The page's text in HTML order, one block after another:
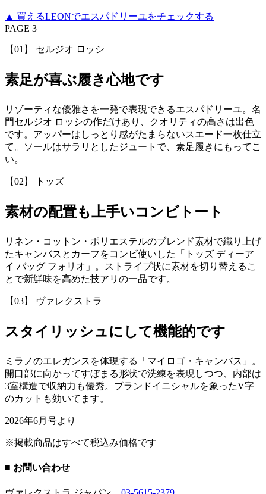
▲ 買えるLEONでエスパドリーユをチェックする
PAGE 3
【01】 セルジオ ロッシ
素足が喜ぶ履き心地です
リゾーティな優雅さを一発で表現できるエスパドリーユ。名
門セルジオ ロッシの作だけあり、クオリティの高さは出色
です。アッパーはしっとり感がたまらないスエード一枚仕立
て。ソールはサラリとしたジュートで、素足履きにもってこ
い。
【02】 トッズ
素材の配置も上手いコンビトート
リネン・コットン・ポリエステルのブレンド素材で織り上げ
たキャンバスとカーフをコンビ使いした「トッズ ディーア
イ バッグ フォリオ」。ストライプ状に素材を切り替えるこ
とで新鮮味を高めた技アリの一品です。
【03】 ヴァレクストラ
スタイリッシュにして機能的です
ミラノのエレガンスを体現する「マイロゴ・キャンバス」。
開口部に向かってすぼまる形状で洗練を表現しつつ、内部は
3室構造で収納力も優秀。ブランドイニシャルを象ったV字
のカットも効いてます。
2026年6月号より
※掲載商品はすべて税込み価格です
■ お問い合わせ